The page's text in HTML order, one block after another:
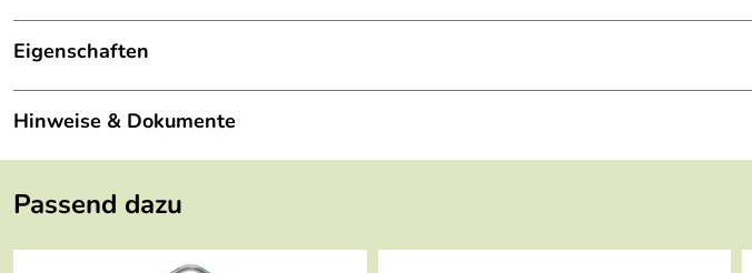
Eigenschaften
Breite:
Fassungsvermögen:
1 l
Hinweise & Dokumente
Riess Ratgeber - Gebrauch und Pflege von Emaille (1.968kB)
Passend dazu